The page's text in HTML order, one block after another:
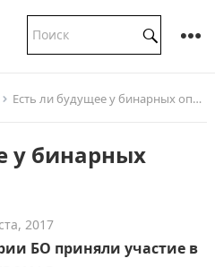
Есть ли будущее у бинарных опционов?
у бинарных
2017
БО приняли участие в